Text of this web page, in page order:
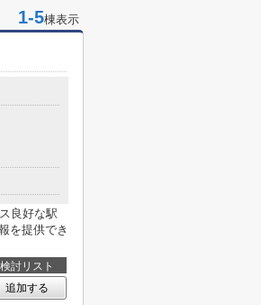
1-5棟表示
良好な駅
を提供でき
検討リスト
追加する